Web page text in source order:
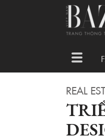
Toggle
REAL